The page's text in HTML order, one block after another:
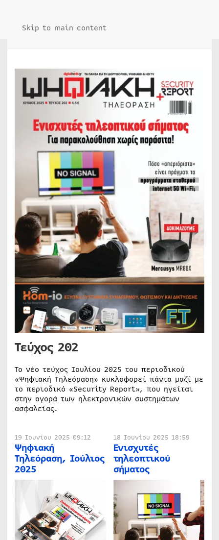
Skip to main content
Τεύχος 202
Το νέο τεύχος Ιουλίου 2025 του περιοδικού
«Ψηφιακή Τηλεόραση» κυκλοφορεί πάντα μαζί με
το περιοδικό «Security Report», που ηγείται
στην αγορά των ηλεκτρονικών συστημάτων
ασφαλείας.
19 Ιουνίου 2025 09:12
Ψηφιακή
Τηλεόραση, Ιούλιος
2025
18 Ιουνίου 2025 18:59
Ενισχυτές
τηλεοπτικού
σήματος